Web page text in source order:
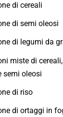
di cereali
di semi oleosi
di legumi da
miste di
semi oleosi
di riso
di ortaggi in